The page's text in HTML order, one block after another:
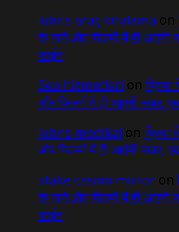
kıbrıs araç kiralama on
के गाने और फिल्मों में ही आएंगी
साईन
Seo hizmetleri onप्रिया
और फिल्मों में ही आएंगी नजर,
kıbrıs medikal onप्रिया
और फिल्मों में ही आएंगी नजर,
stake casino mirror on
के गाने और फिल्मों में ही आएंगी
साईन